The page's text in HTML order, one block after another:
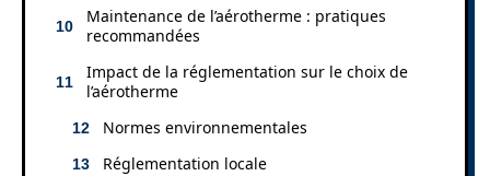
Maintenance de l’aérotherme : pratiques
recommandées
Impact de la réglementation sur le choix de
l’aérotherme
Normes environnementales
Réglementation locale